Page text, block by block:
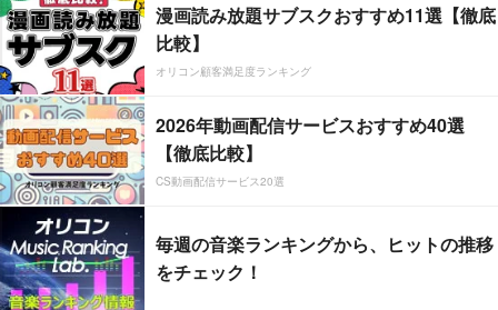
漫画読み放題サブスクおすすめ11選【徹底
比較】
オリコン顧客満足度ランキング
2026年動画配信サービスおすすめ40選
【徹底比較】
CS動画配信サービス20選
毎週の音楽ランキングから、ヒットの推移
をチェック！